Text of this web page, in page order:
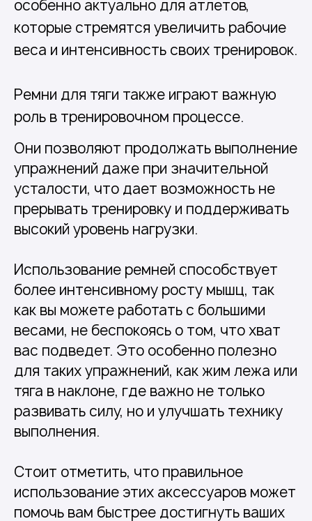
особенно актуально для атлетов,
которые стремятся увеличить рабочие
веса и интенсивность своих тренировок.
Ремни для тяги также играют важную
роль в тренировочном процессе.
Они позволяют продолжать выполнение
упражнений даже при значительной
усталости, что дает возможность не
прерывать тренировку и поддерживать
высокий уровень нагрузки.
Использование ремней способствует
более интенсивному росту мышц, так
как вы можете работать с большими
весами, не беспокоясь о том, что хват
вас подведет. Это особенно полезно
для таких упражнений, как жим лежа или
тяга в наклоне, где важно не только
развивать силу, но и улучшать технику
выполнения.
Стоит отметить, что правильное
использование этих аксессуаров может
помочь вам быстрее достигнуть ваших